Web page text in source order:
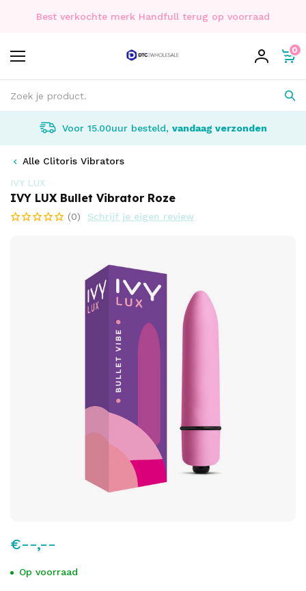
Best verkochte merk Handfull terug op voorraad
0
Voor 15.00uur besteld, vandaag verzonden
Alle Clitoris Vibrators
IVY LUX
IVY LUX Bullet Vibrator Roze
(0) Schrijf je eigen review
€--,--
Op voorraad